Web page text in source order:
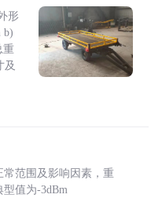
形
b)
重
及
范围及影响因素，重
值为-3dBm